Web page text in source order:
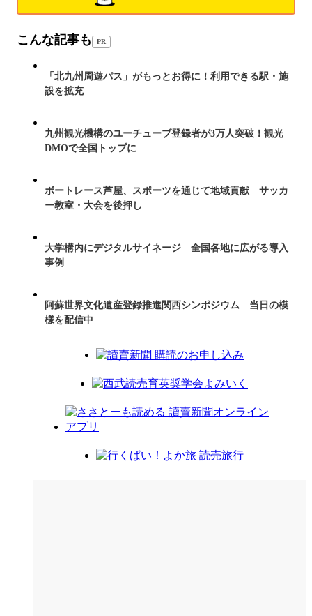
こんな記事も PR
「北九州周遊パス」がもっとお得に！利用できる駅・施
設を拡充
九州観光機構のユーチューブ登録者が3万人突破！観光
DMOで全国トップに
ボートレース芦屋、スポーツを通じて地域貢献 サッカ
ー教室・大会を後押し
大学構内にデジタルサイネージ 全国各地に広がる導入
事例
阿蘇世界文化遺産登録推進関西シンポジウム 当日の模
様を配信中